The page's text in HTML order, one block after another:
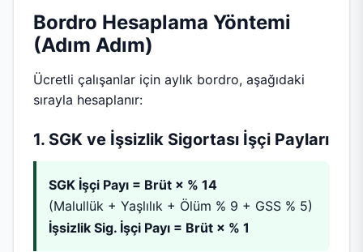
Bordro Hesaplama Yöntemi
(Adım Adım)
Ücretli çalışanlar için aylık bordro, aşağıdaki
sırayla hesaplanır:
1. SGK ve İşsizlik Sigortası İşçi Payları
SGK İşçi Payı = Brüt × % 14
(Malullük + Yaşlılık + Ölüm % 9 + GSS % 5)
İşsizlik Sig. İşçi Payı = Brüt × % 1